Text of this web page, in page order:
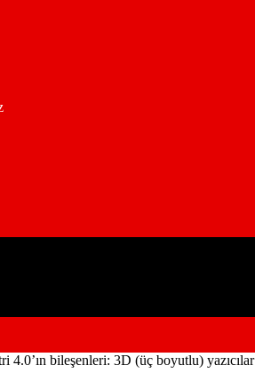
4.0’ın bileşenleri: 3D (üç boyutlu) yazıcılar